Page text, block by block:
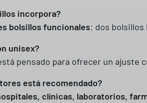
incorpora?
bolsillos funcionales: dos
unisex?
pensado para ofrecer un ajuste
está recomendado?
clínicas, laboratorios,